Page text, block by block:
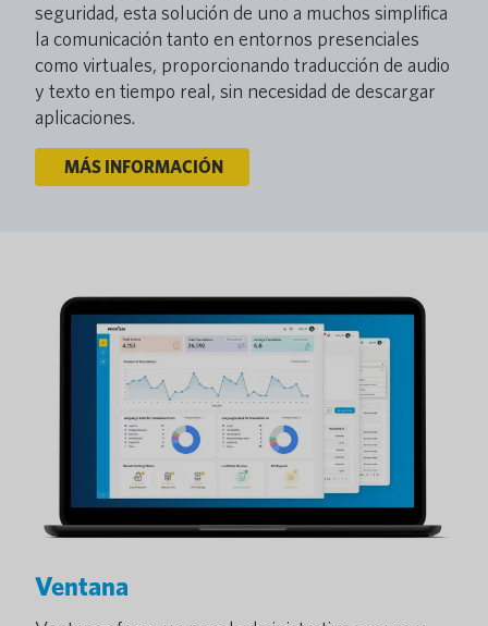
seguridad, esta solución de uno a muchos simplifica
la comunicación tanto en entornos presenciales
como virtuales, proporcionando traducción de audio
y texto en tiempo real, sin necesidad de descargar
aplicaciones.
MÁS INFORMACIÓN
Ventana